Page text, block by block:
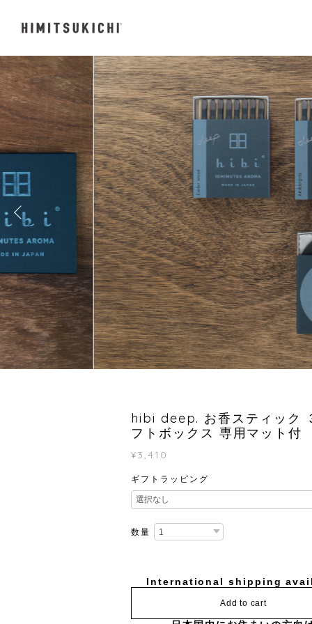
hibi deep. お香スティック
フトボックス 専用マット付
¥3,410
ギフトラッピング
数量
International shipping
Add to cart